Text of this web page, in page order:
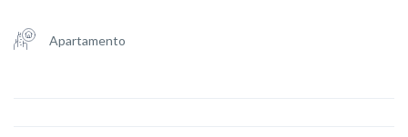
Apartamento